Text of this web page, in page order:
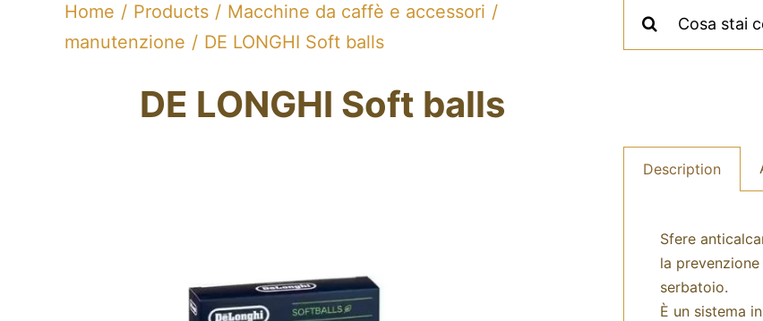
Home Products
Macchine da caffè e accessori
manutenzione
DE LONGHI Soft balls
per:
DE LONGHI Soft balls
Description
Sfere
la
serbatoio.
È un sistema